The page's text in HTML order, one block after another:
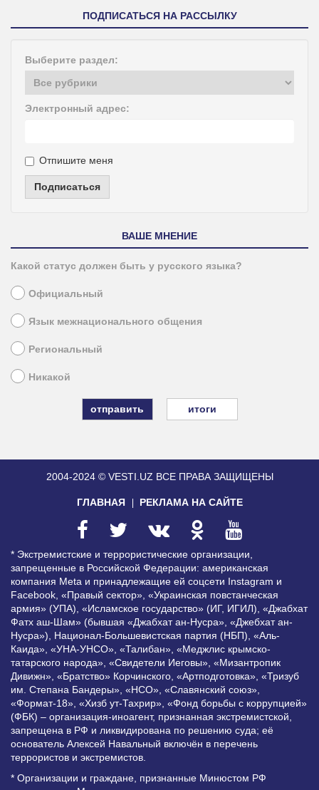
ПОДПИСАТЬСЯ НА РАССЫЛКУ
Выберите раздел:
Электронный адрес:
Отпишите меня
Подписаться
ВАШЕ МНЕНИЕ
Какой статус должен быть у русского языка?
Официальный
Язык межнационального общения
Региональный
Никакой
итоги
2004-2024 © VESTI.UZ ВСЕ ПРАВА ЗАЩИЩЕНЫ
ГЛАВНАЯ РЕКЛАМА НА САЙТЕ
* Экстремистские и террористические организации,
запрещенные в Российской Федерации: американская
компания Meta и принадлежащие ей соцсети Instagram и
Facebook, «Правый сектор», «Украинская повстанческая
армия» (УПА), «Исламское государство» (ИГ, ИГИЛ), «Джабхат
Фатх аш-Шам» (бывшая «Джабхат ан-Нусра», «Джебхат ан-
Нусра»), Национал-Большевистская партия (НБП), «Аль-
Каида», «УНА-УНСО», «Талибан», «Меджлис крымско-
татарского народа», «Свидетели Иеговы», «Мизантропик
Дивижн», «Братство» Корчинского, «Артподготовка», «Тризуб
им. Степана Бандеры», «НСО», «Славянский союз»,
«Формат-18», «Хизб ут-Тахрир», «Фонд борьбы с коррупцией»
(ФБК) – организация-иноагент, признанная экстремистской,
запрещена в РФ и ликвидирована по решению суда; её
основатель Алексей Навальный включён в перечень
террористов и экстремистов.
* Организации и граждане, признанные Минюстом РФ